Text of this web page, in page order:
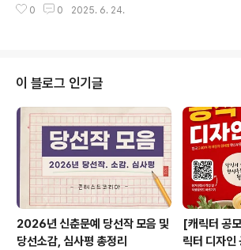
밴드..
청소년에게 문화예술 무대를 제공하고, 군민에게는 문화예
차장(미조리 107-9)※ 우천 시 ⇒ 미조중학교 용무관(대강
당) ◎ 참가자격전국 초·중·고등학교 재학생 및 동일연령
청소년 / 10명 이내 단체·개인 ◎ 접수기간2025.6.2.(월)
~ 6.30.(월) 까지 ◎ 모집분야댄스 전 장르(방송댄스, 힙..
0 0 2025. 6. 24.
이 블로그 인기글
2026년 신춘문예 당선작 모음 및
당선소감, 심사평 총정리
[캐릭터 공
릭터 디자인